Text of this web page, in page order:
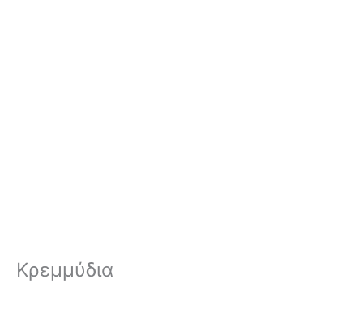
Κρεμμύδια